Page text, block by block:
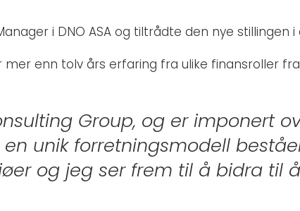
i DNO ASA og tiltrådte den nye stillingen i
enn tolv års erfaring fra ulike finansroller fra
Group, og er imponert
unik forretningsmodell
og jeg ser frem til å bidra til å